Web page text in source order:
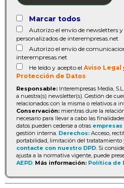
Marcar todos
Autorizo el envío de newsletters
personalizados de interempresas.net
Autorizo el envío de
interempresas.net
He leído y acepto el Aviso Legal
Protección de Datos
Responsable: Interempresas Media,
a nuestra(s) newsletter(s). Gestión de
relacionados con la misma o relativos a
Conservación: mientras dure la
necesario para llevar a cabo las
datos pueden cederse a otras
gestión interna. Derechos: Acceso,
portabilidad, limitación del tratatamiento
contacte con nuestro DPD . Si
ajusta a la normativa vigente, puede
AEPD Más información: Política de